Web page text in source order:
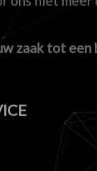
zaak tot een